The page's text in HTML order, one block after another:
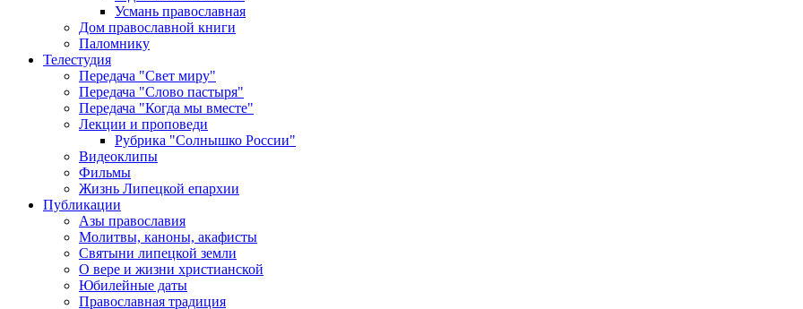
Усмань православная
Дом православной книги
Паломнику
Телестудия
Передача "Свет миру"
Передача "Слово пастыря"
Передача "Когда мы вместе"
Лекции и проповеди
Рубрика "Солнышко России"
Видеоклипы
Фильмы
Жизнь Липецкой епархии
Публикации
Азы православия
Молитвы, каноны, акафисты
Святыни липецкой земли
О вере и жизни христианской
Юбилейные даты
Православная традиция